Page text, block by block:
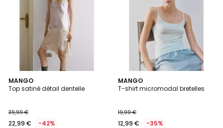
MANGO
Top satiné détail dentelle
39,99 €
22,99 € -42%
MANGO
T-shirt micromodal bretelles
19,99 €
12,99 € -35%
3
Couleurs